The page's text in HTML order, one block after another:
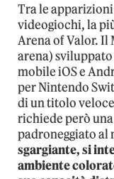
Tra le
videogiochi, la
Arena of Valor. Il
arena)
mobile iOS e
per Nintendo
di un titolo
richiede però
padroneggiato al
sgargiante, si
ambiente